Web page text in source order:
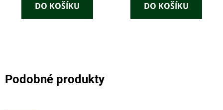
DO KOŠÍKU DO KOŠÍKU
Podobné produkty